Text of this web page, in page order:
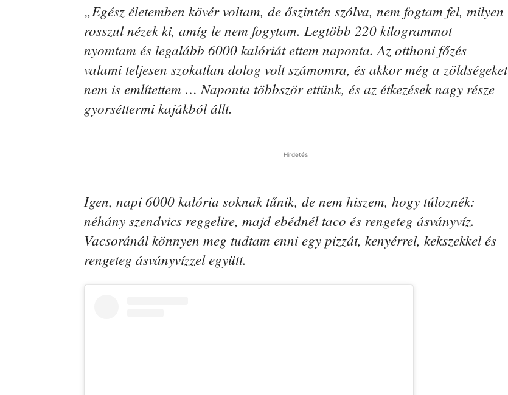
„Egész életemben kövér voltam, de őszintén szólva, nem fogtam fel, milyen
rosszul nézek ki, amíg le nem fogytam. Legtöbb 220 kilogrammot
nyomtam és legalább 6000 kalóriát ettem naponta. Az otthoni főzés
valami teljesen szokatlan dolog volt számomra, és akkor még a zöldségeket
nem is említettem … Naponta többször ettünk, és az étkezések nagy része
gyorséttermi kajákból állt.
Hirdetés
Igen, napi 6000 kalória soknak tűnik, de nem hiszem, hogy túloznék:
néhány szendvics reggelire, majd ebédnél taco és rengeteg ásványvíz.
Vacsoránál könnyen meg tudtam enni egy pizzát, kenyérrel, kekszekkel és
rengeteg ásványvízzel együtt.